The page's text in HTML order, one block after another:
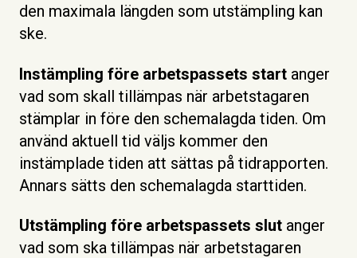
den maximala längden som utstämpling kan
ske.
Instämpling före arbetspassets start anger
vad som skall tillämpas när arbetstagaren
stämplar in före den schemalagda tiden. Om
använd aktuell tid väljs kommer den
instämplade tiden att sättas på tidrapporten.
Annars sätts den schemalagda starttiden.
Utstämpling före arbetspassets slut anger
vad som ska tillämpas när arbetstagaren